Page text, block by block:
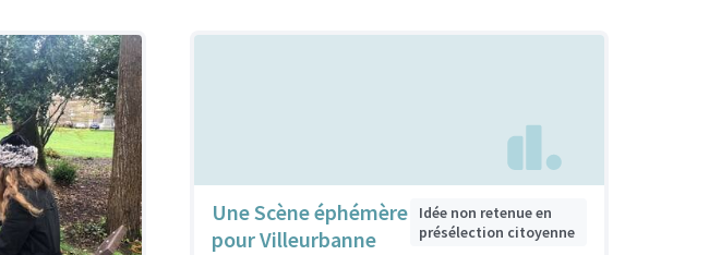
Une Scène éphémère
pour Villeurbanne
Idée non retenue en
présélection citoyenne